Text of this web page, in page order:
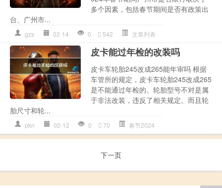
多个因素，包括春节期间是否有政策出
台、广州市...
gzs 02-14 0 542 文章列表
皮卡能过年检的改装吗
皮卡车轮胎245改成265能年审吗 根据
车管所的规定，皮卡车轮胎245改成265
是不能通过年检的。轮胎型号不对是属
于非法改装，违反了相关规定。而且轮
胎尺寸和轮...
pkn 02-12 0 70 春节2024
下一页